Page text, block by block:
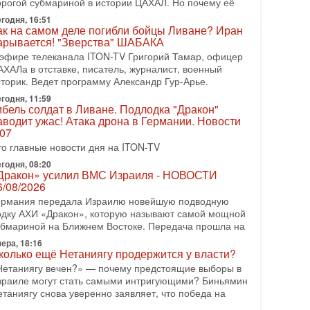
2026, 17:50
голос» Израиля: кто заберет его на этот
русскоязычных репатриантов не раз кардинально
политический ландшафт Израиля. Достаточно
взлет партии «Исраэль ба-алия», когда
2026, 17:00
закрытых дверей: о чём на самом деле
Трамп и Нетаньяху?
визит премьер-министра Израиля Биньямина
в США и его встреча с Дональдом Трампом
больше вопросов, чем ответов. Полная
07-2026, 15:18
готовит покушение на Нетаниягу! Трамп не
эскалации, но КСИР готовит взрыв!
телеканала ITON-TV СЕРГЕЙ МИГДАЛЬ,
по вопросам безопасности, офицер запаса
управления полиции Израиля, автор
07-2026, 09:02
за разоружение ХАМАСа - НОВОСТИ
07/2026
президент США Дональд Трамп заявил о
16:51
на самом деле погибли бойцы Ливане? Иран
"Зверства" ШАБАКА
телеканала ITON-TV Григорий Тамар, офицер
в отставке, писатель, журналист, военный
Ведет программу Александр Гур-Арье.
11:59
солдат в Ливане. Подлодка "Дракон"
ужас! Атака дрона в Германии. Новости
главные новости дня на ITON-TV
08:20
усилил ВМС Израиля - НОВОСТИ
08/2026
передала Израилю новейшую подводную
АХИ «Дракон», которую называют самой мощной
на Ближнем Востоке. Передача прошла на
18:16
ещё Нетаниягу продержится у власти?
вечен?» — почему предстоящие выборы в
могут стать самыми интригующими? Биньямин
снова уверенно заявляет, что победа на